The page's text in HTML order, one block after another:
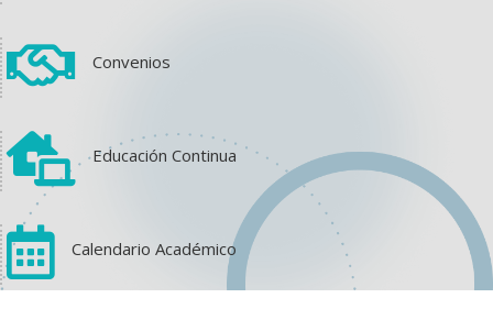
 Convenios
 Educación Continua
 Calendario Académico